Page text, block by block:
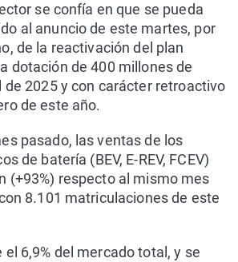
se confía en que se pueda
al anuncio de este martes, por
de la reactivación del plan
dotación de 400 millones de
de 2025 y con carácter retroactivo
de este año.
pasado, las ventas de los
de batería (BEV, E-REV, FCEV)
(+93%) respecto al mismo mes
8.101 matriculaciones de este
el 6,9% del mercado total, y se